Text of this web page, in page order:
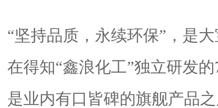
“坚持品质，永续环保”，是
在得知“鑫浪化工”独立研发
是业内有口皆碑的旗舰产品